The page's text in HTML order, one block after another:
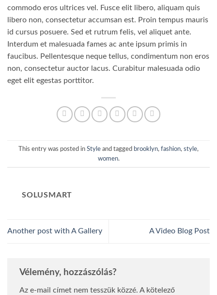
commodo eros ultrices vel. Fusce elit libero, aliquam quis
libero non, consectetur accumsan est. Proin tempus mauris
id cursus posuere. Sed et rutrum felis, vel aliquet ante.
Interdum et malesuada fames ac ante ipsum primis in
faucibus. Pellentesque neque tellus, condimentum non eros
non, consectetur auctor lacus. Curabitur malesuada odio
eget elit egestas porttitor.
This entry was posted in Style and tagged brooklyn, fashion, style,
women.
SOLUSMART
Another post with A Gallery A Video Blog Post
Vélemény, hozzászólás?
Az e-mail címet nem tesszük közzé. A kötelező